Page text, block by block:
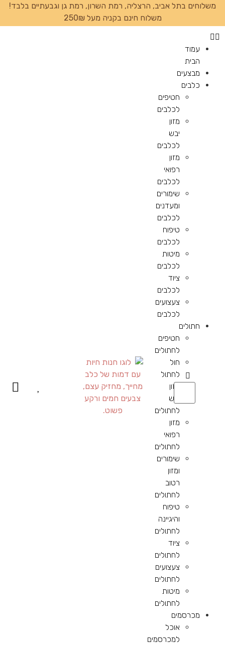
משלוחים בתל אביב, הרצליה, רמת השרון, רמת גן וגבעתיים בלבד!
משלוח חינם בקניה מעל 250₪
עמוד
הבית
מבצעים
כלבים
חטיפים
לכלבים
מזון
יבש
לכלבים
מזון
רפואי
לכלבים
שימורים
ומעדנים
לכלבים
טיפוח
לכלבים
מיטות
לכלבים
ציוד
לכלבים
צעצועים
לכלבים
חתולים
חטיפים
לחתולים
חול
לחתול
מזון
יבש
לחתולים
מזון
רפואי
לחתולים
שימורים
ומזון
רטוב
לחתולים
טיפוח
והיגיינה
לחתולים
ציוד
לחתולים
צעצועים
לחתולים
מיטות
לחתולים
מכרסמים
אוכל
למכרסמים